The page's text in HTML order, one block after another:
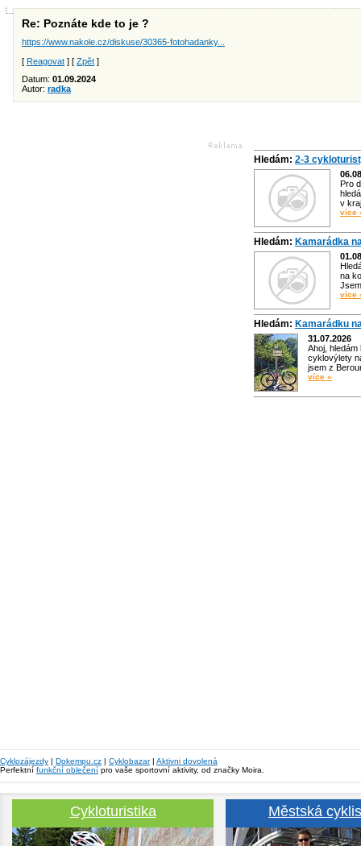
Re: Poznáte kde to je ?
https://www.nakole.cz/diskuse/30365-fotohadanky...
[ Reagovat ] [ Zpět ]
Datum: 01.09.2024
Autor: radka
Hledám: 2-3
Pro
v
více
Hledám: Kamarádka
na
více
Hledám: Kamarádku
31.07.2026
Ahoj,
cyklovýlety
jsem z
více »
Cyklozájezdy | Dokempu.cz | Cyklobazar| Aktivni dovolená
Perfektní funkční oblečení pro vaše sportovní aktivity, od značky Moira.
Cykloturistika Městská